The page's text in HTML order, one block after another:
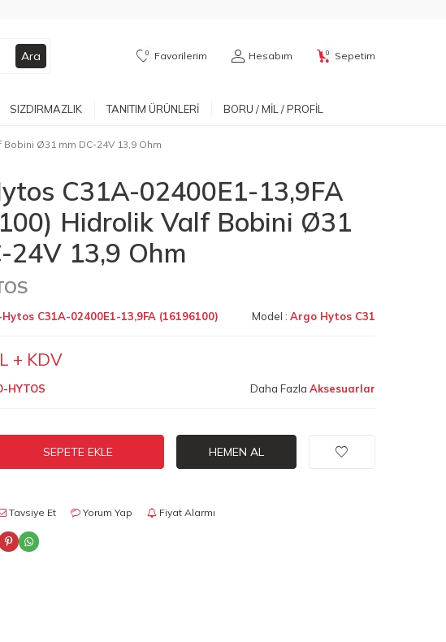
Ara 0 Favorilerim Hesabım 0 Sepetim
SIZDIRMAZLIK TANITIM ÜRÜNLERI BORU / MIL / PROFIL
Ø31 mm DC-24V 13,9 Ohm
C31A-02400E1-13,9FA
Hidrolik Valf Bobini Ø31
24V 13,9 Ohm
C31A-02400E1-13,9FA (16196100) Model : Argo Hytos C31
+ KDV
HYTOS Daha Fazla Aksesuarlar
SEPETE EKLE HEMEN AL
Tavsiye Et Yorum Yap Fiyat Alarmı